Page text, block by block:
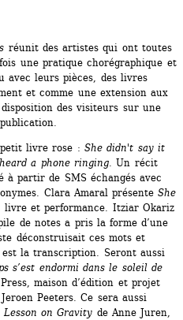
réunit des artistes qui ont toutes
une pratique chorégraphique et
avec leurs pièces, des livres
et comme une extension aux
des visiteurs sur une
livre rose : She didn't say it
a phone ringing . Un récit
partir de SMS échangés avec
Clara Amaral présente She
livre et performance. Itziar Okariz
de notes a pris la forme d’une
déconstruisait ces mots et
est la transcription. Seront aussi
s’est endormi dans le soleil de
maison d’édition et projet
Peeters. Ce sera aussi
Lesson on Gravity de Anne Juren,